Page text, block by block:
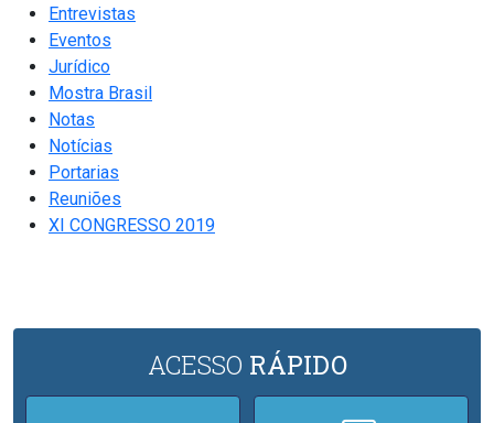
Entrevistas
Eventos
Jurídico
Mostra Brasil
Notas
Notícias
Portarias
Reuniões
XI CONGRESSO 2019
ACESSO RÁPIDO